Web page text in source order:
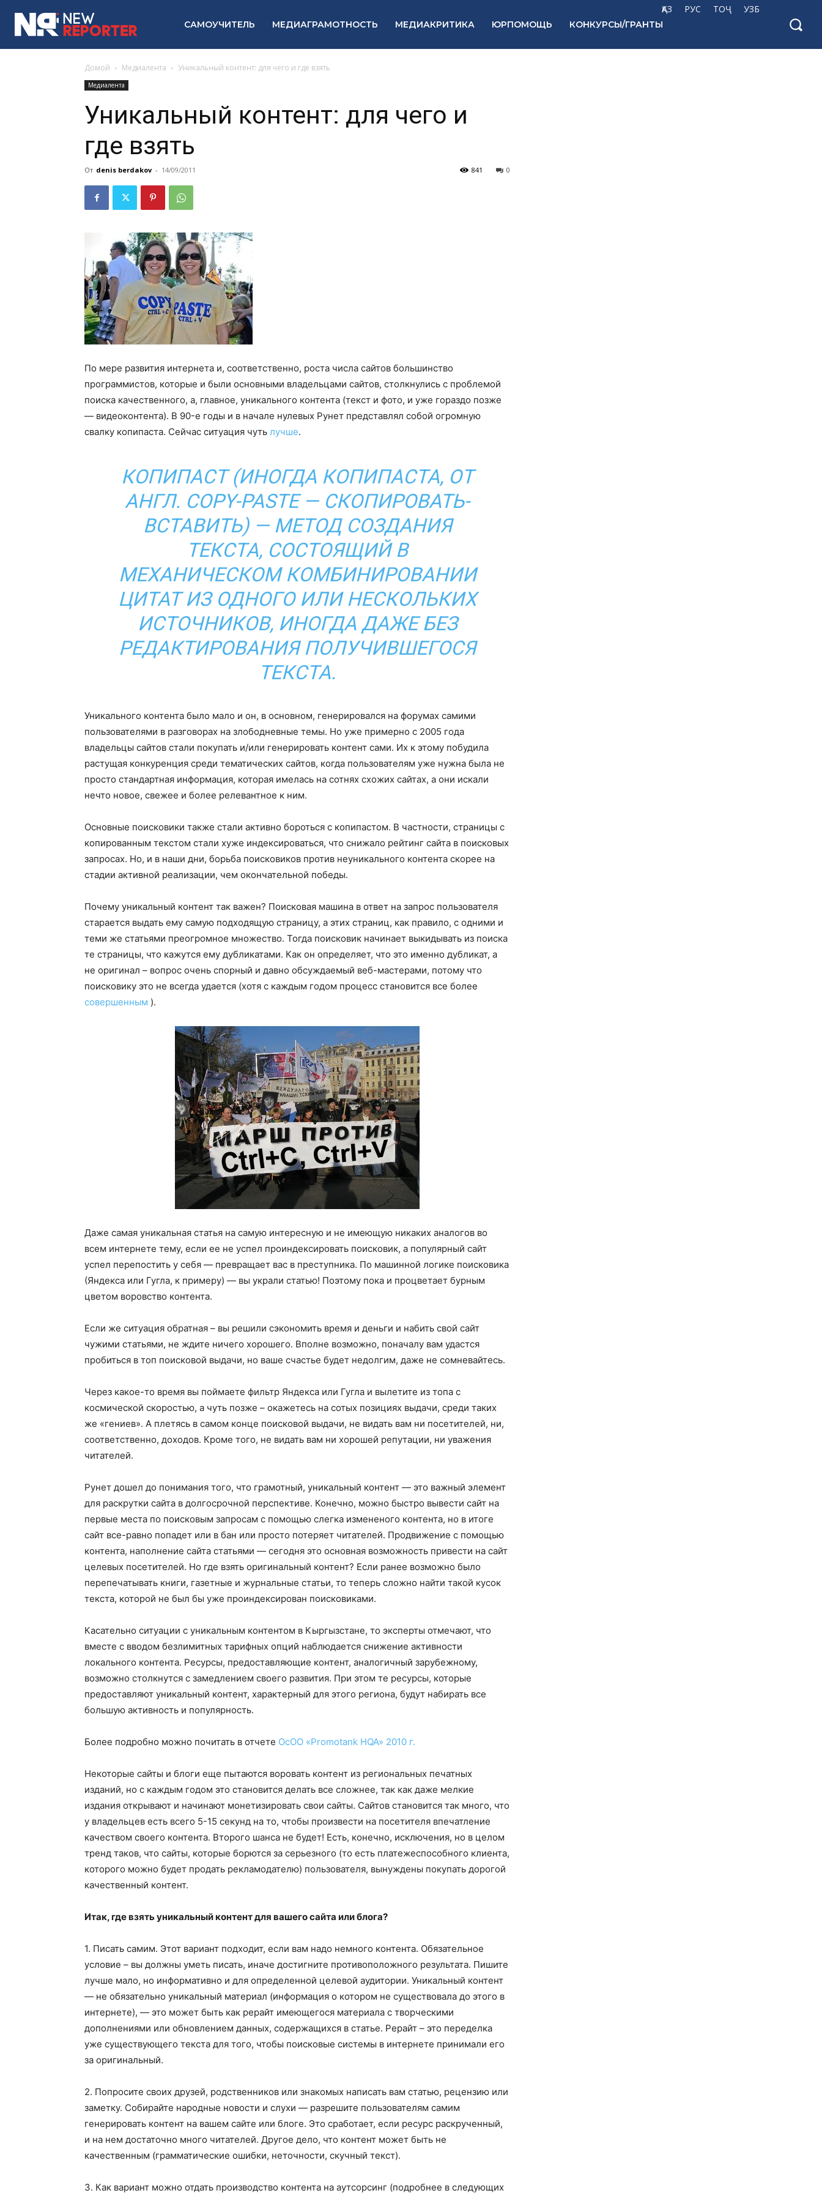
ҚАЗ РУС ТОҶ УЗБ
САМОУЧИТЕЛЬ МЕДИАГРАМОТНОСТЬ МЕДИАКРИТИКА ЮРПОМОЩЬ КОНКУРСЫ/ГРАНТЫ
Домой Медиалента Уникальный контент: для чего и где взять
Медиалента
Уникальный контент: для чего и
где взять
От denis berdakov - 14/09/2011 0
841
По мере развития интернета и, соответственно, роста числа сайтов большинство
программистов, которые и были основными владельцами сайтов, столкнулись с проблемой
поиска качественного, а, главное, уникального контента (текст и фото, и уже гораздо позже
— видеоконтента). В 90-e годы и в начале нулевых Рунет представлял собой огромную
свалку копипаста. Сейчас ситуация чуть лучше.
КОПИПАСТ (ИНОГДА КОПИПАСТА, ОТ
АНГЛ. COPY-PASTE — СКОПИРОВАТЬ-
ВСТАВИТЬ) — МЕТОД СОЗДАНИЯ
ТЕКСТА, СОСТОЯЩИЙ В
МЕХАНИЧЕСКОМ КОМБИНИРОВАНИИ
ЦИТАТ ИЗ ОДНОГО ИЛИ НЕСКОЛЬКИХ
ИСТОЧНИКОВ, ИНОГДА ДАЖЕ БЕЗ
РЕДАКТИРОВАНИЯ ПОЛУЧИВШЕГОСЯ
ТЕКСТА.
Уникального контента было мало и он, в основном, генерировался на форумах самими
пользователями в разговорах на злободневные темы. Но уже примерно с 2005 года
владельцы сайтов стали покупать и/или генерировать контент сами. Их к этому побудила
растущая конкуренция среди тематических сайтов, когда пользователям уже нужна была не
просто стандартная информация, которая имелась на сотнях схожих сайтах, а они искали
нечто новое, свежее и более релевантное к ним.
Основные поисковики также стали активно бороться с копипастом. В частности, страницы с
копированным текстом стали хуже индексироваться, что снижало рейтинг сайта в поисковых
запросах. Но, и в наши дни, борьба поисковиков против неуникального контента скорее на
стадии активной реализации, чем окончательной победы.
Почему уникальный контент так важен? Поисковая машина в ответ на запрос пользователя
старается выдать ему самую подходящую страницу, а этих страниц, как правило, с одними и
теми же статьями преогромное множество. Тогда поисковик начинает выкидывать из поиска
те страницы, что кажутся ему дубликатами. Как он определяет, что это именно дубликат, а
не оригинал – вопрос очень спорный и давно обсуждаемый веб-мастерами, потому что
поисковику это не всегда удается (хотя с каждым годом процесс становится все более
совершенным ).
Даже самая уникальная статья на самую интересную и не имеющую никаких аналогов во
всем интернете тему, если ее не успел проиндексировать поисковик, а популярный сайт
успел перепостить у себя — превращает вас в преступника. По машинной логике поисковика
(Яндекса или Гугла, к примеру) — вы украли статью! Поэтому пока и процветает бурным
цветом воровство контента.
Если же ситуация обратная – вы решили сэкономить время и деньги и набить свой сайт
чужими статьями, не ждите ничего хорошего. Вполне возможно, поначалу вам удастся
пробиться в топ поисковой выдачи, но ваше счастье будет недолгим, даже не сомневайтесь.
Через какое-то время вы поймаете фильтр Яндекса или Гугла и вылетите из топа с
космической скоростью, а чуть позже – окажетесь на сотых позициях выдачи, среди таких
же «гениев». А плетясь в самом конце поисковой выдачи, не видать вам ни посетителей, ни,
соответственно, доходов. Кроме того, не видать вам ни хорошей репутации, ни уважения
читателей.
Рунет дошел до понимания того, что грамотный, уникальный контент — это важный элемент
для раскрутки сайта в долгосрочной перспективе. Конечно, можно быстро вывести сайт на
первые места по поисковым запросам с помощью слегка измененого контента, но в итоге
сайт все-равно попадет или в бан или просто потеряет читателей. Продвижение с помощью
контента, наполнение сайта статьями — сегодня это основная возможность привести на сайт
целевых посетителей. Но где взять оригинальный контент? Если ранее возможно было
перепечатывать книги, газетные и журнальные статьи, то теперь сложно найти такой кусок
текста, которой не был бы уже проиндексирован поисковиками.
Касательно ситуации с уникальным контентом в Кыргызстане, то эксперты отмечают, что
вместе с вводом безлимитных тарифных опций наблюдается снижение активности
локального контента. Ресурсы, предоставляющие контент, аналогичный зарубежному,
возможно столкнутся с замедлением своего развития. При этом те ресурсы, которые
предоставляют уникальный контент, характерный для этого региона, будут набирать все
большую активность и популярность.
Более подробно можно почитать в отчете ОсОО «Promotank HQA» 2010 г.
Некоторые сайты и блоги еще пытаются воровать контент из региональных печатных
изданий, но с каждым годом это становится делать все сложнее, так как даже мелкие
издания открывают и начинают монетизировать свои сайты. Сайтов становится так много, что
у владельцев есть всего 5-15 секунд на то, чтобы произвести на посетителя впечатление
качеством своего контента. Второго шанса не будет! Есть, конечно, исключения, но в целом
тренд таков, что сайты, которые борются за серьезного (то есть платежеспособного клиента,
которого можно будет продать рекламодателю) пользователя, вынуждены покупать дорогой
качественный контент.
Итак, где взять уникальный контент для вашего сайта или блога?
1. Писать самим. Этот вариант подходит, если вам надо немного контента. Обязательное
условие – вы должны уметь писать, иначе достигните противоположного результата. Пишите
лучше мало, но информативно и для определенной целевой аудитории. Уникальный контент
— не обязательно уникальный материал (информация о котором не существовала до этого в
интернете), — это может быть как рерайт имеющегося материала с творческими
дополнениями или обновлением данных, содержащихся в статье. Рерайт – это переделка
уже существующего текста для того, чтобы поисковые системы в интернете принимали его
за оригинальный.
2. Попросите своих друзей, родственников или знакомых написать вам статью, рецензию или
заметку. Собирайте народные новости и слухи — разрешите пользователям самим
генерировать контент на вашем сайте или блоге. Это сработает, если ресурс раскрученный,
и на нем достаточно много читателей. Другое дело, что контент может быть не
качественным (грамматические ошибки, неточности, скучный текст).
3. Как вариант можно отдать производство контента на аутсорсинг (подробнее в следующих